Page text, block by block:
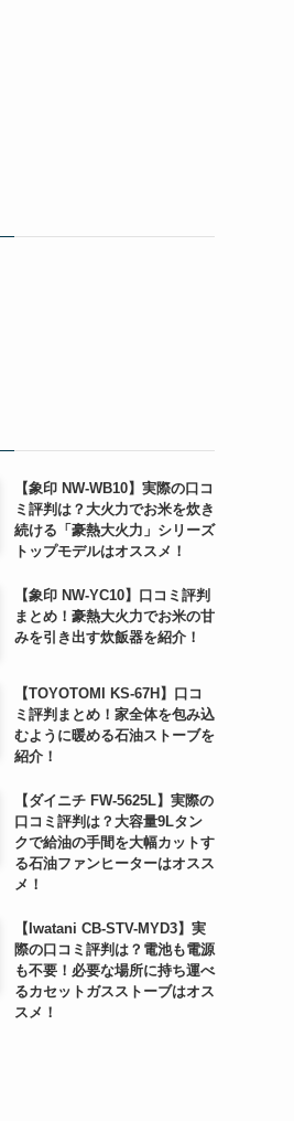
【象印 NW-WB10】実際の口コ
ミ評判は？大火力でお米を炊き
続ける「豪熱大火力」シリーズ
トップモデルはオススメ！
【象印 NW-YC10】口コミ評判
まとめ！豪熱大火力でお米の甘
みを引き出す炊飯器を紹介！
【TOYOTOMI KS-67H】口コ
ミ評判まとめ！家全体を包み込
むように暖める石油ストーブを
紹介！
【ダイニチ FW-5625L】実際の
口コミ評判は？大容量9Lタン
クで給油の手間を大幅カットす
る石油ファンヒーターはオスス
メ！
【Iwatani CB-STV-MYD3】実
際の口コミ評判は？電池も電源
も不要！必要な場所に持ち運べ
るカセットガスストーブはオス
スメ！